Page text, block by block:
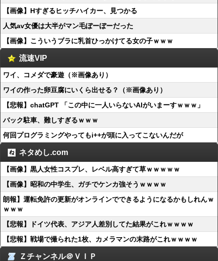
【画像】Hすぎるヒッチハイカー、見つかる
人気av女優は大半がマン毛ぼーぼーだった
【画像】こういうブラに乳首ひっかけてる女の子ｗｗｗ
流速VIP
ワイ、コメダで豪遊（※画像あり）
ワイの作った卵豆腐にいくら出せる？（※画像あり）
【悲報】chatGPT 「この中に一人いらないAIがいまーすｗｗｗ」
バック駐車、難しすぎるｗｗｗ
何回プログラミングやってもi++が頭に入ってこないんだが
ネタめし.com
【画像】黒人女性コスプレ、レベル高すぎて草ｗｗｗｗｗ
【画像】昭和の中学生、ガチでケンカ強そうｗｗｗｗ
朗報】運転免許の更新がオンラインでできるようになるかもしれんｗ
ｗｗｗ
【悲報】ドイツ代表、アジア人差別してた結果がこれｗｗｗｗ
【悲報】戦場で撮られた1枚、カメラマンの末路がこれｗｗｗｗ
Ｚチャンネル＠ＶＩＰ